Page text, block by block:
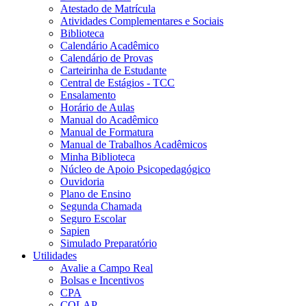
Atestado de Matrícula
Atividades Complementares e Sociais
Biblioteca
Calendário Acadêmico
Calendário de Provas
Carteirinha de Estudante
Central de Estágios - TCC
Ensalamento
Horário de Aulas
Manual do Acadêmico
Manual de Formatura
Manual de Trabalhos Acadêmicos
Minha Biblioteca
Núcleo de Apoio Psicopedagógico
Ouvidoria
Plano de Ensino
Segunda Chamada
Seguro Escolar
Sapien
Simulado Preparatório
Utilidades
Avalie a Campo Real
Bolsas e Incentivos
CPA